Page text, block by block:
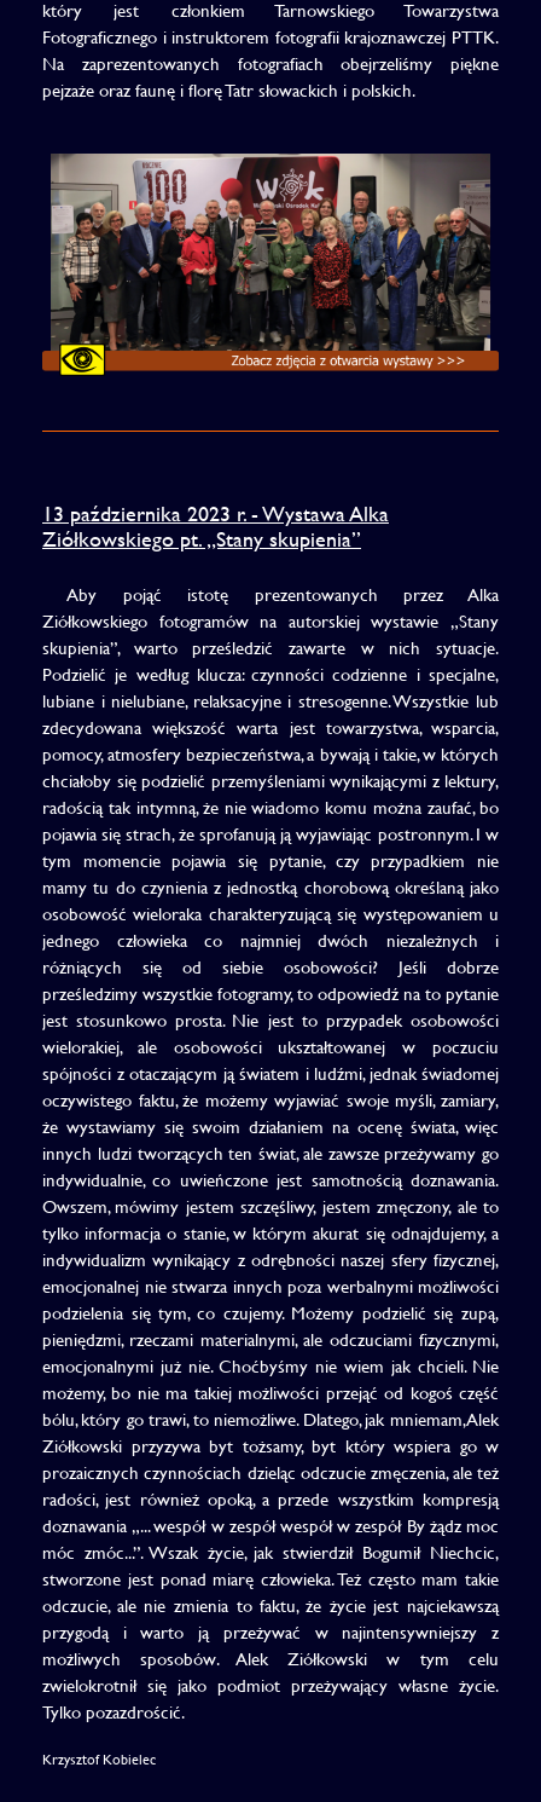
który jest członkiem Tarnowskiego Towarzystwa
Fotograficznego i instruktorem fotografii krajoznawczej PTTK.
Na zaprezentowanych fotografiach obejrzeliśmy piękne
pejzaże oraz faunę i florę Tatr słowackich i polskich.
13 października 2023 r. - Wystawa Alka
Ziółkowskiego pt. „Stany skupienia”
Aby pojąć istotę prezentowanych przez Alka
Ziółkowskiego fotogramów na autorskiej wystawie „Stany
skupienia”, warto prześledzić zawarte w nich sytuacje.
Podzielić je według klucza: czynności codzienne i specjalne,
lubiane i nielubiane, relaksacyjne i stresogenne. Wszystkie lub
zdecydowana większość warta jest towarzystwa, wsparcia,
pomocy, atmosfery bezpieczeństwa, a bywają i takie, w których
chciałoby się podzielić przemyśleniami wynikającymi z lektury,
radością tak intymną, że nie wiadomo komu można zaufać, bo
pojawia się strach, że sprofanują ją wyjawiając postronnym. I w
tym momencie pojawia się pytanie, czy przypadkiem nie
mamy tu do czynienia z jednostką chorobową określaną jako
osobowość wieloraka charakteryzującą się występowaniem u
jednego człowieka co najmniej dwóch niezależnych i
różniących się od siebie osobowości? Jeśli dobrze
prześledzimy wszystkie fotogramy, to odpowiedź na to pytanie
jest stosunkowo prosta. Nie jest to przypadek osobowości
wielorakiej, ale osobowości ukształtowanej w poczuciu
spójności z otaczającym ją światem i ludźmi, jednak świadomej
oczywistego faktu, że możemy wyjawiać swoje myśli, zamiary,
że wystawiamy się swoim działaniem na ocenę świata, więc
innych ludzi tworzących ten świat, ale zawsze przeżywamy go
indywidualnie, co uwieńczone jest samotnością doznawania.
Owszem, mówimy jestem szczęśliwy, jestem zmęczony, ale to
tylko informacja o stanie, w którym akurat się odnajdujemy, a
indywidualizm wynikający z odrębności naszej sfery fizycznej,
emocjonalnej nie stwarza innych poza werbalnymi możliwości
podzielenia się tym, co czujemy. Możemy podzielić się zupą,
pieniędzmi, rzeczami materialnymi, ale odczuciami fizycznymi,
emocjonalnymi już nie. Choćbyśmy nie wiem jak chcieli. Nie
możemy, bo nie ma takiej możliwości przejąć od kogoś część
bólu, który go trawi, to niemożliwe. Dlatego, jak mniemam, Alek
Ziółkowski przyzywa byt tożsamy, byt który wspiera go w
prozaicznych czynnościach dzieląc odczucie zmęczenia, ale też
radości, jest również opoką, a przede wszystkim kompresją
doznawania „... wespół w zespół wespół w zespół By żądz moc
móc zmóc...”. Wszak życie, jak stwierdził Bogumił Niechcic,
stworzone jest ponad miarę człowieka. Też często mam takie
odczucie, ale nie zmienia to faktu, że życie jest najciekawszą
przygodą i warto ją przeżywać w najintensywniejszy z
możliwych sposobów. Alek Ziółkowski w tym celu
zwielokrotnił się jako podmiot przeżywający własne życie.
Tylko pozazdrościć.
Krzysztof Kobielec